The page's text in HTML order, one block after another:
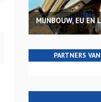
MIJNBOUW, EU EN
PARTNERS